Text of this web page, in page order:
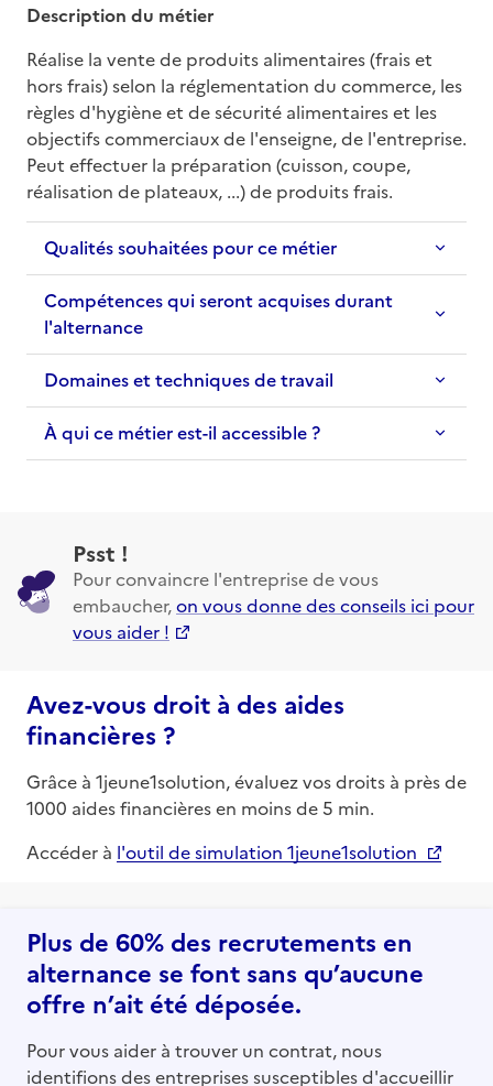
Description du métier
Réalise la vente de produits alimentaires (frais et
hors frais) selon la réglementation du commerce, les
règles d'hygiène et de sécurité alimentaires et les
objectifs commerciaux de l'enseigne, de l'entreprise.
Peut effectuer la préparation (cuisson, coupe,
réalisation de plateaux, ...) de produits frais.
Qualités souhaitées pour ce métier
Compétences qui seront acquises durant
l'alternance
Domaines et techniques de travail
À qui ce métier est-il accessible ?
Psst !
Pour convaincre l'entreprise de vous
embaucher,on vous donne des conseils ici pour
vous aider !
Avez-vous droit à des aides
financières ?
Grâce à 1jeune1solution, évaluez vos droits à près de
1000 aides financières en moins de 5 min.
Accéder à l'outil de simulation 1jeune1solution
Plus de 60% des recrutements en
alternance se font sans qu’aucune
offre n’ait été déposée.
Pour vous aider à trouver un contrat, nous
identifions des entreprises susceptibles d'accueillir